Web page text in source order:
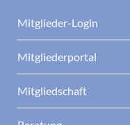
Mitglieder-Login
Mitgliederportal
Mitgliedschaft